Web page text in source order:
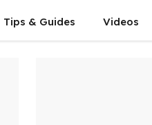
Tips & Guides Videos